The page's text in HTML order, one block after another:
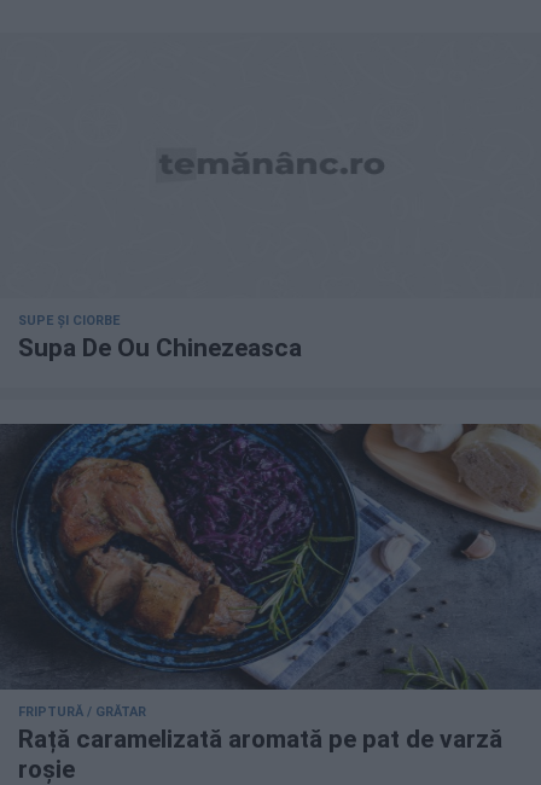
SUPE ȘI CIORBE
Supa De Ou Chinezeasca
FRIPTURĂ / GRĂTAR
Rață caramelizată aromată pe pat de varză
roșie